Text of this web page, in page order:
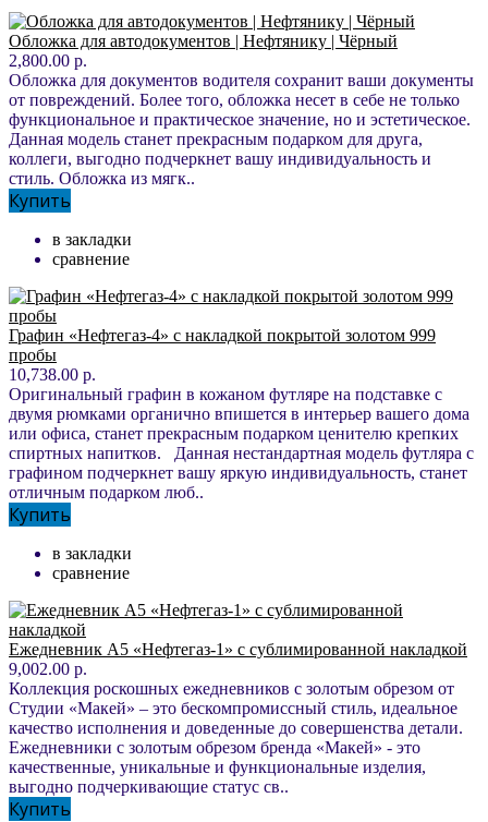
Обложка для автодокументов | Нефтянику | Чёрный
2,800.00 р.
Обложка для документов водителя сохранит ваши документы
от повреждений. Более того, обложка несет в себе не только
функциональное и практическое значение, но и эстетическое.
Данная модель станет прекрасным подарком для друга,
коллеги, выгодно подчеркнет вашу индивидуальность и
стиль. Обложка из мягк..
Купить
в закладки
сравнение
Графин «Нефтегаз-4» с накладкой покрытой золотом 999
пробы
10,738.00 р.
Оригинальный графин в кожаном футляре на подставке с
двумя рюмками органично впишется в интерьер вашего дома
или офиса, станет прекрасным подарком ценителю крепких
спиртных напитков. Данная нестандартная модель футляра с
графином подчеркнет вашу яркую индивидуальность, станет
отличным подарком люб..
Купить
в закладки
сравнение
Ежедневник А5 «Нефтегаз-1» с сублимированной накладкой
9,002.00 р.
Коллекция роскошных ежедневников с золотым обрезом от
Студии «Макей» – это бескомпромиссный стиль, идеальное
качество исполнения и доведенные до совершенства детали.
Ежедневники с золотым обрезом бренда «Макей» - это
качественные, уникальные и функциональные изделия,
выгодно подчеркивающие статус св..
Купить